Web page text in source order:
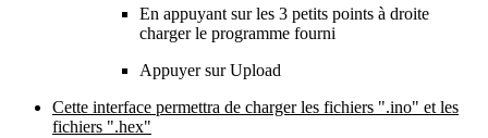
En appuyant sur les 3 petits points à droite
charger le programme fourni
Appuyer sur Upload
Cette interface permettra de charger les fichiers ".ino" et les
fichiers ".hex"